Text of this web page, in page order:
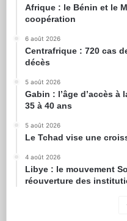
Afrique : le Bénin et le
coopération
6 août 2026
Centrafrique : 720 cas
décès
5 août 2026
Gabin : l’âge d’accès
35 à 40 ans
5 août 2026
Le Tchad vise une
4 août 2026
Libye : le mouvement
réouverture des